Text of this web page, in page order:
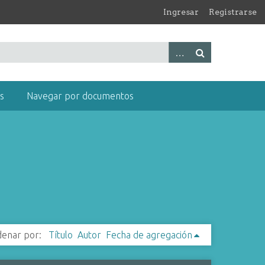
Ingresar Registrarse
Navegar por documentos
por: Título Autor Fecha de agregación